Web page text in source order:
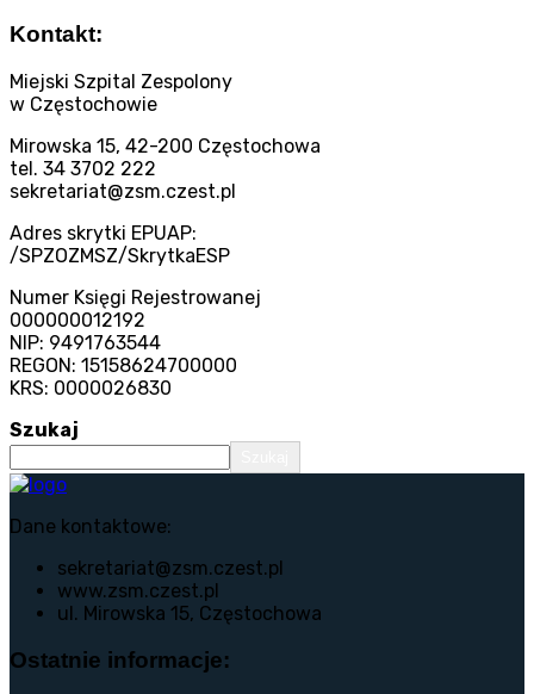
Kontakt:
Miejski Szpital Zespolony
w Częstochowie
Mirowska 15, 42-200 Częstochowa
tel. 34 3702 222
sekretariat@zsm.czest.pl
Adres skrytki EPUAP:
/SPZOZMSZ/SkrytkaESP
Numer Księgi Rejestrowanej
000000012192
NIP: 9491763544
REGON: 15158624700000
KRS: 0000026830
Szukaj
Dane kontaktowe:
sekretariat@zsm.czest.pl
www.zsm.czest.pl
ul. Mirowska 15, Częstochowa
Ostatnie informacje: